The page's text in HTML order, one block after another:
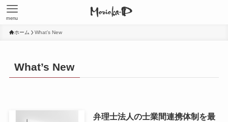
menu
ホーム What’s New
What’s New
弁理士法人の士業間連携体制を最